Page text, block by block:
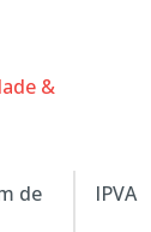
de IPVA